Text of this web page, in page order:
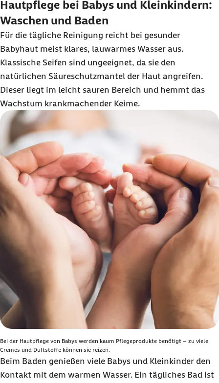
Hautpflege bei Babys und Kleinkindern:
Waschen und Baden
Für die tägliche Reinigung reicht bei gesunder
Babyhaut meist klares, lauwarmes Wasser aus.
Klassische Seifen sind ungeeignet, da sie den
natürlichen Säureschutzmantel der Haut angreifen.
Dieser liegt im leicht sauren Bereich und hemmt das
Wachstum krankmachender Keime.
Bei der Hautpflege von Babys werden kaum Pflegeprodukte benötigt – zu viele
Cremes und Duftstoffe können sie reizen.
Beim Baden genießen viele Babys und Kleinkinder den
Kontakt mit dem warmen Wasser. Ein tägliches Bad ist